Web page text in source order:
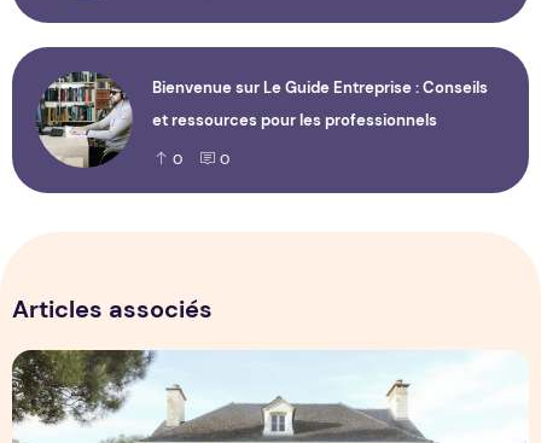
Bienvenue sur Le Guide Entreprise : Conseils
et ressources pour les professionnels
0 0
Articles associés
Estimation maison la rochelle : évaluez votre bien